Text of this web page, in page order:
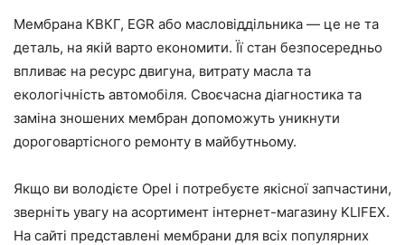
Мембрана КВКГ, EGR або масловіддільника — це не та
деталь, на якій варто економити. Її стан безпосередньо
впливає на ресурс двигуна, витрату масла та
екологічність автомобіля. Своєчасна діагностика та
заміна зношених мембран допоможуть уникнути
дороговартісного ремонту в майбутньому.
Якщо ви володієте Opel і потребуєте якісної запчастини,
зверніть увагу на асортимент інтернет-магазину KLIFEX.
На сайті представлені мембрани для всіх популярних